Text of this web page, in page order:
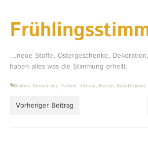
Shop
Über mich
Journal
Kontakt
…neue Stoffe, Ostergeschenke,
haben alles was die Stimmung erhellt.
Blumen, Einrichtung, Farben, Interior, Kerzen, Kunstblumen,
Vorheriger Beitrag